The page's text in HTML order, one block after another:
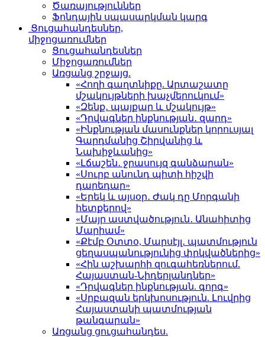
Ծառայություններ
Ֆոնդային սպասարկման կարգ
Ցուցահանդեսներ,
միջոցառումներ
Ցուցահանդեսներ
Միջոցառումներ
Առցանց շրջայց.
«Հողի գաղտնիքը. Արտաշատը
մշակույթների խաչմերուկում»
«Զենք․ պայքար և մշակույթ»
«Դրվագներ ինքնության․ զարդ»
«Ինքնության մասունքներ կորուսյալ
Գարդմանից Շիրվանից և
Նախիջևանից»
«Լճաշեն․ ջրասույզ գանձարան»
«Սուրբ անունդ պիտի հիշվի
դարեդար»
«Երեկ և այսօր․ Ժակ դը Մորգանի
հետքերով»
«Մայր աստվածություն․ Անահիտից
Մարիամ»
«Քէմբ Օտտօ, Մարսէյլ․ պատմություն
ցեղասպանությունից փրկվածներից»
«Հին աշխարհի զուգահեռներում.
Հայաստան-Նիդերլանդներ»
«Դրվագներ ինքնության. գորգ»
«Սրբազան երկխոսություն. Լուվրից
Հայաստանի պատմության
թանգարան»
Առցանց ցուցահանդես.